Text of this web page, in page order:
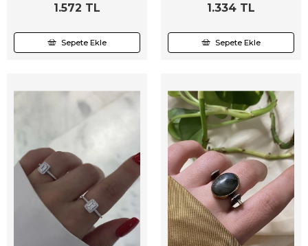
1.572 TL
Sepete Ekle
1.334 TL
Sepete Ekle